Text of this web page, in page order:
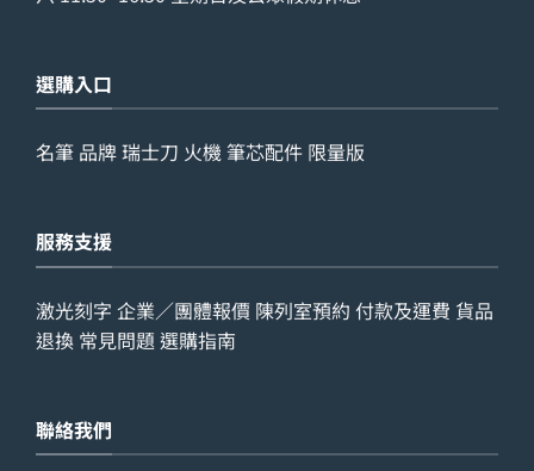
選購入口
名筆 品牌瑞士刀 火機筆芯配件 限量版
服務支援
激光刻字 企業／團體報價 陳列室預約 付款及運費 貨品
退換 常見問題 選購指南
聯絡我們